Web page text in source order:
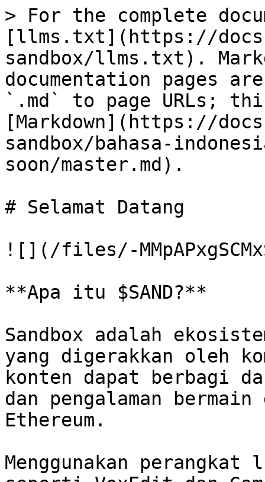
> For the complete
[llms.txt](https://
sandbox/llms.txt).
documentation pages
`.md` to page URLs;
[Markdown](https://
sandbox/bahasa-
soon/master.md).
# Selamat Datang
![](/files/-
**Apa itu $SAND?**
Sandbox adalah
yang digerakkan oleh
konten dapat berbagi
dan pengalaman
Ethereum.
Menggunakan